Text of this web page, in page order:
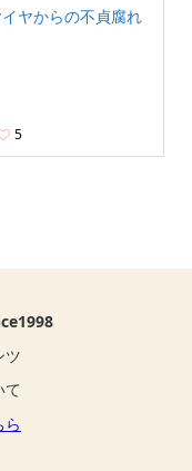
ヤからの不貞腐れ
5
ツ
て
ら